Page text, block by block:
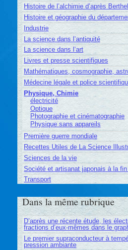
Histoire de l’alchimie d’après
Histoire et géographie du
Industrie
La science dans l’antiquité
La science dans l’art
Livres et presse scientifiques
Mathématiques, cosmographie,
Médecine légale et police
Physique, Chimie
électricité
Optique
Photographie et cinématographie
Physique sans appareils
Première guerre mondiale
Recettes Utiles de La Science
Sciences de la vie
Société et artisanat japonais à la
Transport
Dans la même rubrique
D’après une récente étude, les
fractions d’eux-mêmes dans le
Le premier supraconducteur à
pression ambiante